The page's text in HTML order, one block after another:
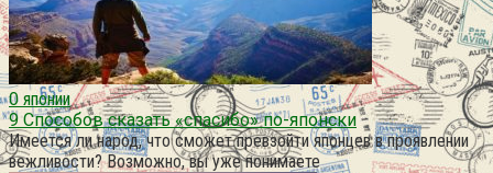
О японии
9 Способов сказать «спасибо» по-японски
Имеется ли народ, что сможет превзойти японцев в проявлении
вежливости? Возможно, вы уже понимаете